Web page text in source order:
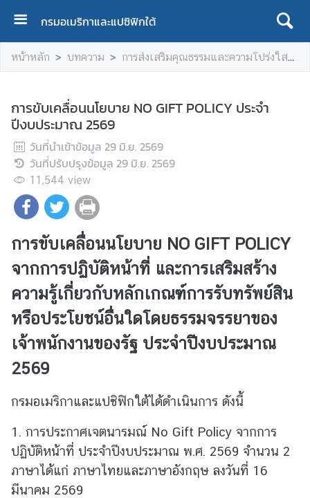
กรมอเมริกาและแปซิฟิกใต้
ห
น้
ร
ก
เ
กี่
ว
บ
ร
า
ข้
อ
มู
ร
ย
ป
ร
ะ
หน้าหลัก บทความ การส่งเสริมคุณธรรมและความโปร่งใสฯ
การขับเคลื่อนนโยบาย NO GIFT POLICY ประจำ
ปีงบประมาณ 2569
วันที่นำเข้าข้อมูล 29 มิ.ย. 2569
วันที่ปรับปรุงข้อมูล 29 มิ.ย. 2569
11,544 view
การขับเคลื่อนนโยบาย NO GIFT POLICY
จากการปฏิบัติหน้าที่ และการเสริมสร้าง
ความรู้เกี่ยวกับหลักเกณฑ์การรับทรัพย์สิน
หรือประโยชน์อื่นใดโดยธรรมจรรยาของ
เจ้าพนักงานของรัฐ ประจำปีงบประมาณ
2569
กรมอเมริกาและแปซิฟิกใต้ได้ดำเนินการ ดังนี้
1. การประกาศเจตนารมณ์ No Gift Policy จากการ
ปฏิบัติหน้าที่ ประจำปีงบประมาณ พ.ศ. 2569 จำนวน 2
ภาษาได้แก่ ภาษาไทยและภาษาอังกฤษ ลงวันที่ 16
มีนาคม 2569